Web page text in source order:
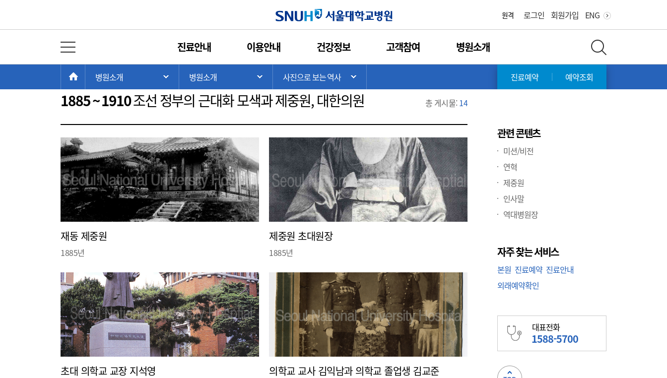
원격 로그인 회원가입 ENG
진료안내 이용안내 건강정보 고객참여 병원소개
위
치:
HOME
병원소개 주 메뉴 목록 열기
병원소개 서브 메뉴 목록 열기
사진으로 보는 역사 진료예약 예약조회
1910 ~ 1945 1945 ~ 1978 1978 ~ 2001 2002 ~ 현재
1885 ~ 1910조선 정부의 근대화 모색과 제중원, 대한의원 총 게시물: 14
재동 제중원
1885년
제중원 초대원장
1885년
초대 의학교 교장 지석영 의학교 교사 김익남과 의학교 졸업생 김교준
관련 콘텐츠
미션/비전
연혁
제중원
인사말
역대병원장
자주 찾는 서비스
본원 진료예약 진료안내
외래예약확인
대표전화
1588-5700